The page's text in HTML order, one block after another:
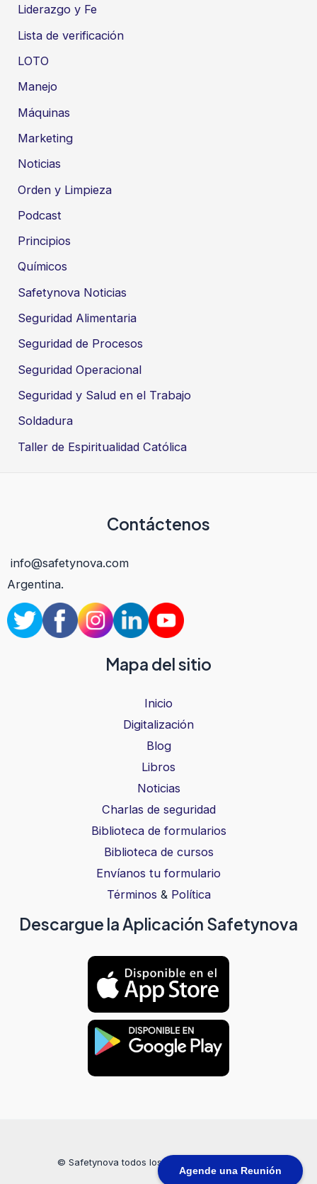
Agende una Reunión
Liderazgo y Fe
Lista de verificación
LOTO
Manejo
Máquinas
Marketing
Noticias
Orden y Limpieza
Podcast
Principios
Químicos
Safetynova Noticias
Seguridad Alimentaria
Seguridad de Procesos
Seguridad Operacional
Seguridad y Salud en el Trabajo
Soldadura
Taller de Espiritualidad Católica
Contáctenos
info@safetynova.com
Argentina.
Mapa del sitio
Inicio
Digitalización
Blog
Libros
Noticias
Charlas de seguridad
Biblioteca de formularios
Biblioteca de cursos
Envíanos tu formulario
Términos & Política
Descargue la Aplicación Safetynova
© Safetynova todos los derechos reservados